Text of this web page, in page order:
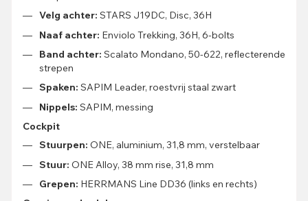
Velg achter: STARS J19DC, Disc, 36H
Naaf achter: Enviolo Trekking, 36H, 6-bolts
Band achter: Scalato Mondano, 50-622, reflecterende
strepen
Spaken: SAPIM Leader, roestvrij staal zwart
Nippels: SAPIM, messing
Cockpit
Stuurpen: ONE, aluminium, 31,8 mm, verstelbaar
Stuur: ONE Alloy, 38 mm rise, 31,8 mm
Grepen: HERRMANS Line DD36 (links en rechts)